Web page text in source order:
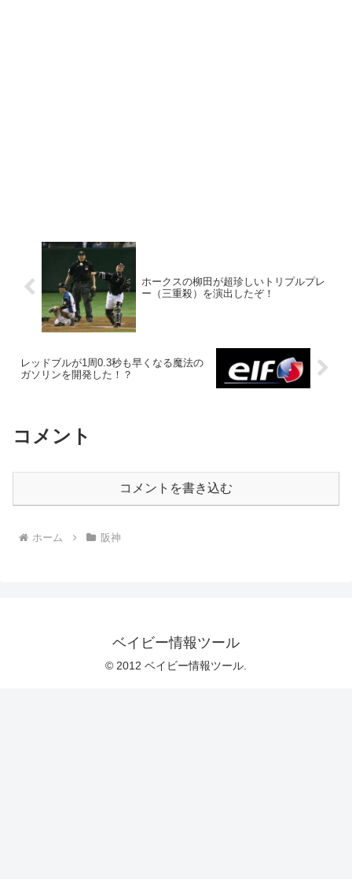
ホークスの柳田が超珍しいトリプルプレ
ー（三重殺）を演出したぞ！
レッドブルが1周0.3秒も早くなる魔法の
ガソリンを開発した！？
コメント
コメントを書き込む
ホーム 阪神
ベイビー情報ツール
© 2012 ベイビー情報ツール.